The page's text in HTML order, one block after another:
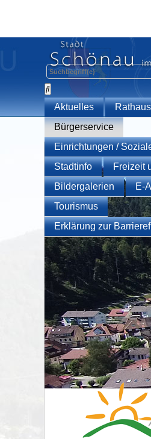
Aktuelles
Bürgerservice
Einrichtungen /
Stadtinfo
Freizeit
Bildergalerien
E-
Tourismus
Erklärung zur